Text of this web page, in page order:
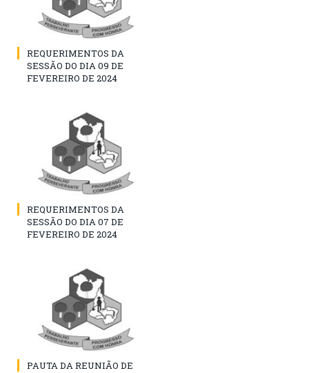
REQUERIMENTOS DA
SESSÃO DO DIA 09 DE
FEVEREIRO DE 2024
REQUERIMENTOS DA
SESSÃO DO DIA 07 DE
FEVEREIRO DE 2024
PAUTA DA REUNIÃO DE